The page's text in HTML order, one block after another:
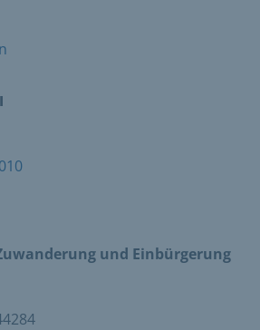
und Einbürgerung